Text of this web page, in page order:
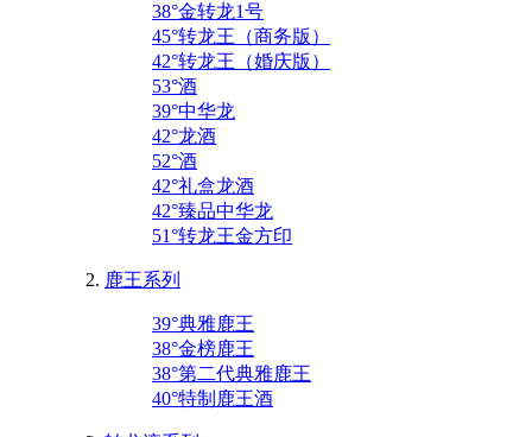
38°金转龙1号
45°转龙王（商务版）
42°转龙王（婚庆版）
53°酒
39°中华龙
42°龙酒
52°酒
42°礼盒龙酒
42°臻品中华龙
51°转龙王金方印
鹿王系列
39°典雅鹿王
38°金榜鹿王
38°第二代典雅鹿王
40°特制鹿王酒